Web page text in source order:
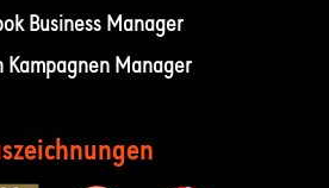
Business Manager
Kampagnen Manager